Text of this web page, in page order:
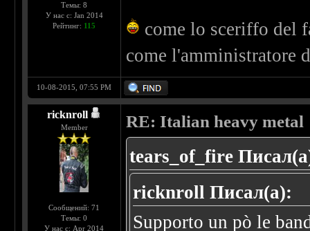
Темы: 8
У нас с: Jan 2014
Рейтинг: 115
come lo sceriffo del
come l'amministratore
10-08-2015, 07:55 PM
ricknroll
Member
Сообщений: 71
Темы: 0
У нас с: Apr 2014
RE: Italian heavy metal
tears_of_fire
ricknroll Писал(а):
Supporto un pò le